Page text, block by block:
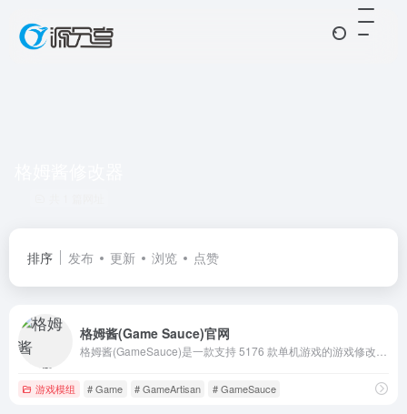
排序 发布 更新 浏览 点赞
格姆酱(Game Sauce)官网
游戏模组 # Game # GameArtisan # GameSauce